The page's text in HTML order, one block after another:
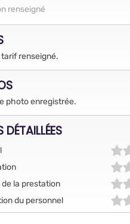
renseigné
renseigné.
photo enregistrée.
DÉTAILLÉES
de la prestation
du personnel